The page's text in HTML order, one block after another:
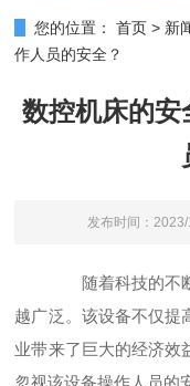
您的位置： 首页 > 新
作人员的安全？
数控机床的安
发布时间：
随着科技的不断
越广泛。该设备不仅提
业带来了巨大的经济效
忽视该设备操作人员的